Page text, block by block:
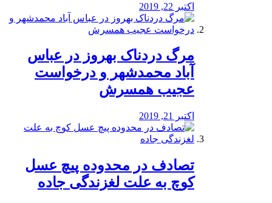
اکتبر 22, 2019
مرگ دردناک بهروز در عباس
آباد محمدشهر و درخواست
عجیب همسرش
اکتبر 21, 2019
تصادف در محدوده پیچ عسل
کوچ به علت لغزندگی جاده